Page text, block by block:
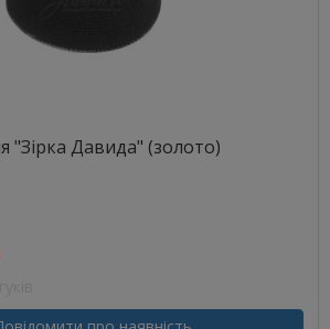
"Зірка Давида" (золото)